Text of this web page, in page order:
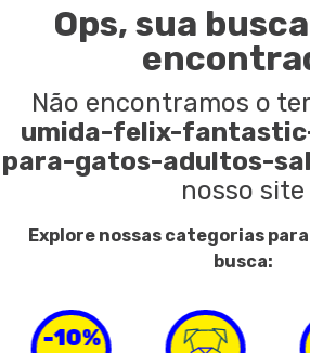
Ops, sua
Não encontramos o
umida-felix-
para-gatos-adultos-
nosso site
Explore nossas categorias
busca:
-10%
2 º
ração gatos
3º
caes
4º
tapete higienico
5º
formula natural
6º
areia
royal canin
8º
petisco caes
10º pro plan